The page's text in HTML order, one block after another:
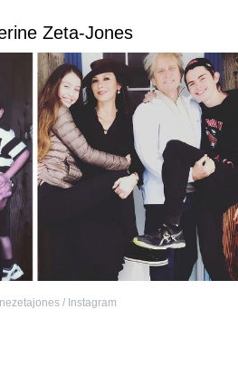
Zeta-Jones
/ Instagram